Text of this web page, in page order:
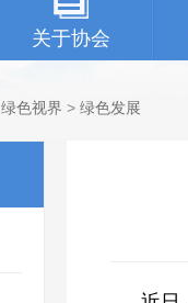
关于协会
绿色视界 > 绿色发展